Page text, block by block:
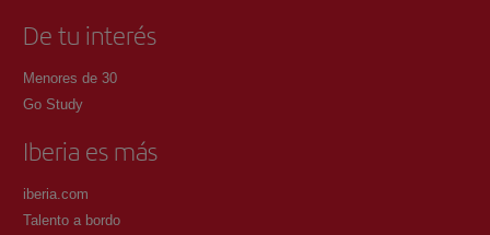
De tu interés
Menores de 30
Go Study
Iberia es más
iberia.com
Talento a bordo